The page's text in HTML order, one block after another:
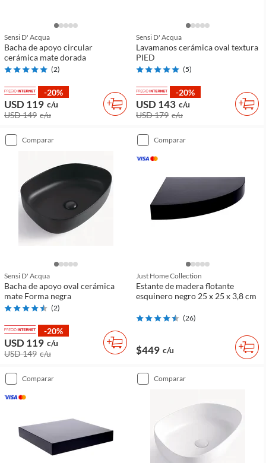
Sensi D' Acqua
Bacha de apoyo circular
cerámica mate dorada
(2)
-20%
USD 119 c/u
USD 149 c/u
Sensi D' Acqua
Lavamanos cerámica oval textura
PIED
(5)
-20%
USD 143 c/u
USD 179 c/u
comparar
Sensi D' Acqua
Bacha de apoyo oval cerámica
mate Forma negra
(2)
-20%
USD 119 c/u
USD 149 c/u
comparar
Just Home Collection
Estante de madera flotante
esquinero negro 25 x 25 x 3,8 cm
(26)
$449 c/u
comparar comparar